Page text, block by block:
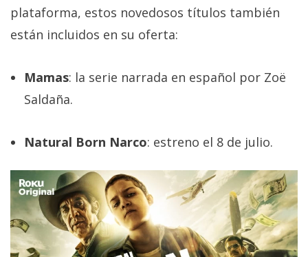
plataforma, estos novedosos títulos también
están incluidos en su oferta:
Mamas: la serie narrada en español por Zoë
Saldaña.
Natural Born Narco: estreno el 8 de julio.